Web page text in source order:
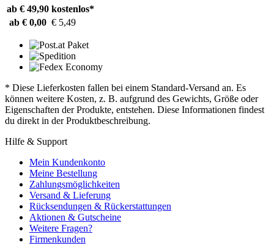
ab € 49,90 kostenlos*
ab € 0,00 € 5,49
* Diese Lieferkosten fallen bei einem Standard-Versand an. Es
können weitere Kosten, z. B. aufgrund des Gewichts, Größe oder
Eigenschaften der Produkte, entstehen. Diese Informationen findest
du direkt in der Produktbeschreibung.
Hilfe & Support
Mein Kundenkonto
Meine Bestellung
Zahlungsmöglichkeiten
Versand & Lieferung
Rücksendungen & Rückerstattungen
Aktionen & Gutscheine
Weitere Fragen?
Firmenkunden